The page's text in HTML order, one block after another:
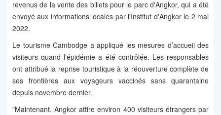
revenus de la vente des billets pour le parc d'Angkor, qui a été
envoyé aux informations locales par l'Institut d'Angkor le 2 mai
2022.
Le tourisme Cambodge a appliqué les mesures d’accueil des
visiteurs quand l’épidémie a été contrôlée. Les responsables
ont attribué la reprise touristique à la réouverture complète de
ses frontières aux voyageurs vaccinés sans quarantaine
depuis novembre dernier.
"Maintenant, Angkor attire environ 400 visiteurs étrangers par